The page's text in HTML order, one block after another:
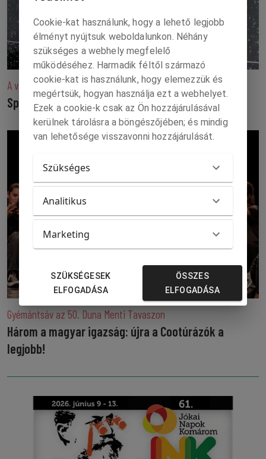
A válasz vállvonás és teljes közöny
Spielberg megint kinyilatkoztat
Gyémántsáv az 50. Duna Menti Tavaszon
Három a magyar igazság: újra a Cootúrázók a
legjobb!
Cookie-kat használunk, hogy a lehető legjobb
élményt nyújtsuk weboldalunkon. Néhány
szükséges a webhely megfelelő
működéséhez. Harmadik féltől származó
cookie-kat is használunk, hogy elemezzük és
megértsük, hogyan használja ezt a webhelyet.
Ezek a cookie-k csak az Ön hozzájárulásával
kerülnek tárolásra a böngészőjében; és mindig
van lehetősége visszavonni hozzájárulását.
Szükséges
Analitikus
Marketing
SZÜKSÉGESEK
ELFOGADÁSA
ÖSSZES
ELFOGADÁSA